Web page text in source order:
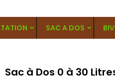
SAC A DOS
Sac à Dos 0 à 30